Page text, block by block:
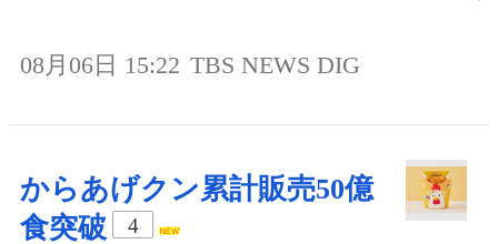
08月06日 15:22 TBS NEWS DIG
からあげクン累計販売50億
食突破
4